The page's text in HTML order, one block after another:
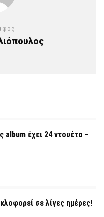
album έχει 24 ντουέτα –
σε λίγες ημέρες!